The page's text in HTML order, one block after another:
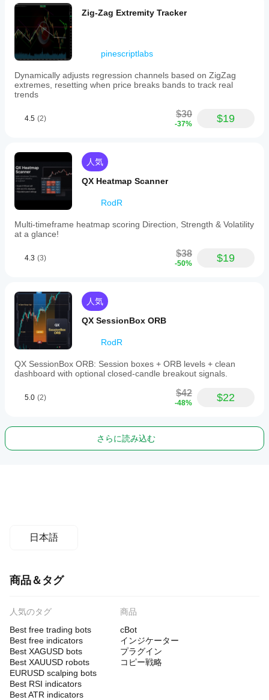
Zig-Zag Extremity Tracker
pinescriptlabs
Dynamically adjusts regression channels based on ZigZag
extremes, resetting when price breaks bands to track real
trends
4.5 (2) $30
-37% $19
人気
QX Heatmap Scanner
RodR
Multi-timeframe heatmap scoring Direction, Strength & Volatility
at a glance!
4.3 (3) $38
-50% $19
人気
QX SessionBox ORB
RodR
QX SessionBox ORB: Session boxes + ORB levels + clean
dashboard with optional closed-candle breakout signals.
5.0 (2) $42
-48% $22
さらに読み込む
日本語
商品＆タグ
人気のタグ
Best free trading bots
Best free indicators
Best XAGUSD bots
Best XAUUSD robots
EURUSD scalping bots
Best RSI indicators
Best ATR indicators
商品
cBot
インジケーター
プラグイン
コピー戦略